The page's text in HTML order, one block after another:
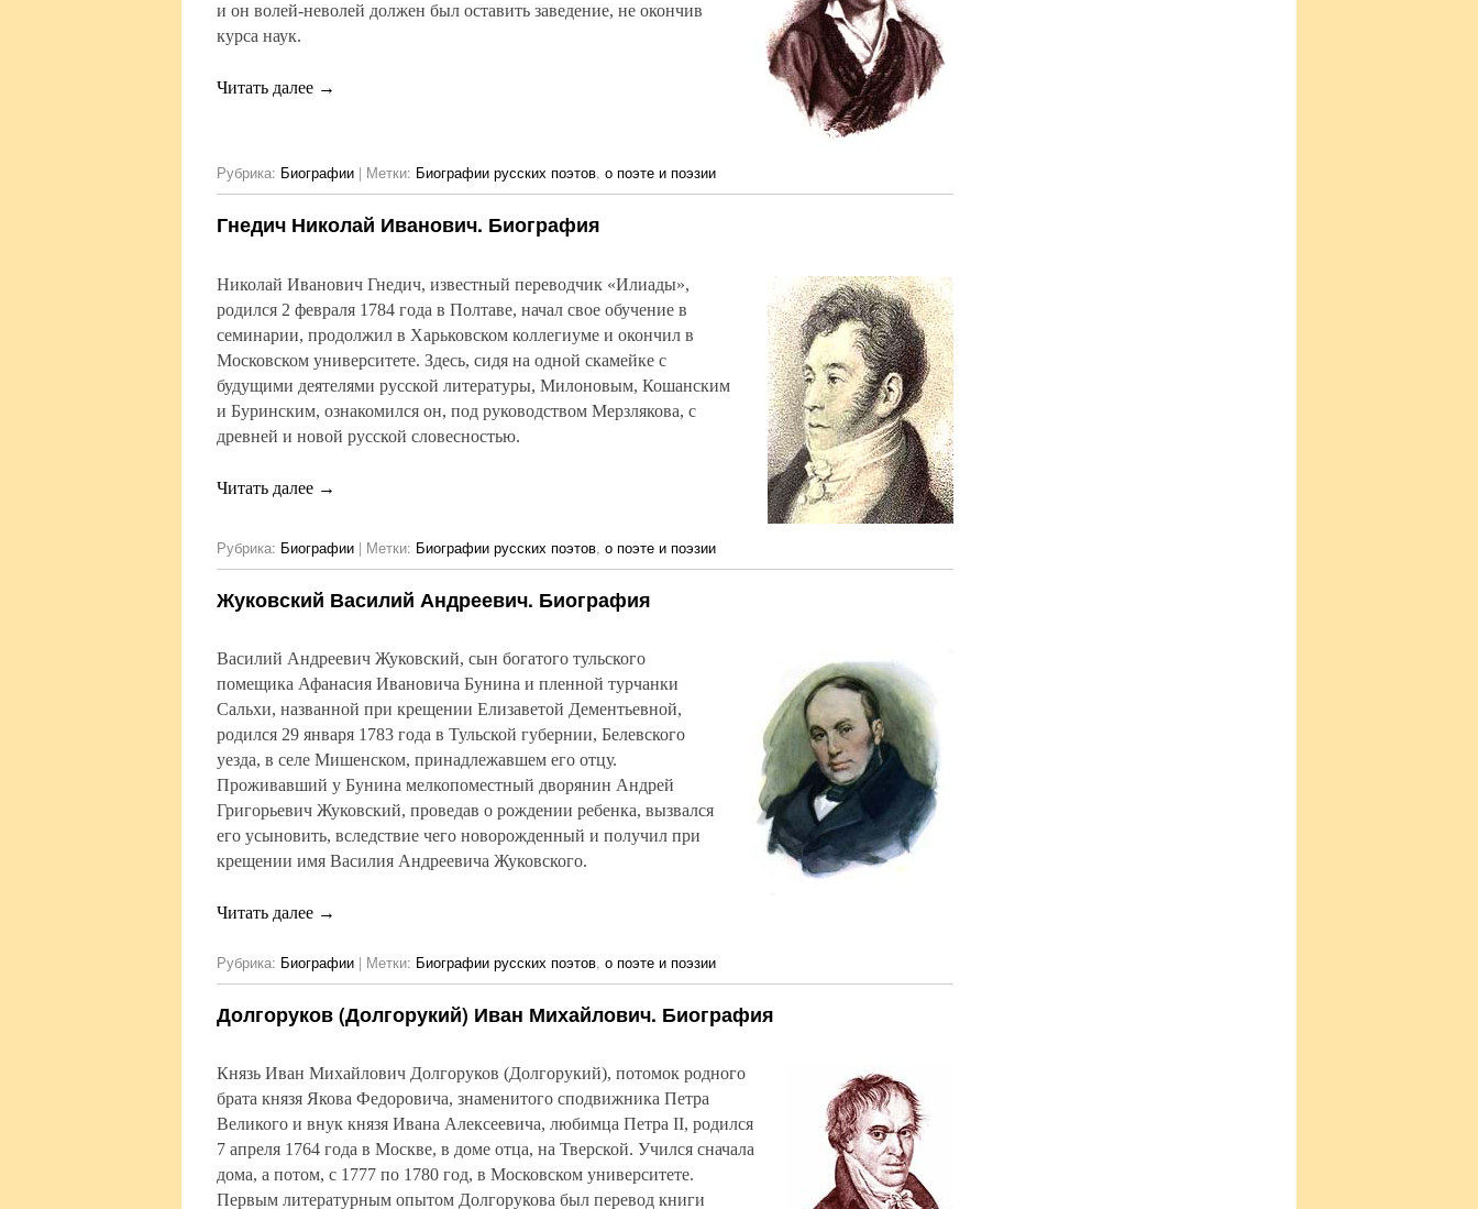
и он волей-неволей должен был оставить заведение, не окончив
курса наук.
Читать далее →
Рубрика: Биографии | Метки: Биографии русских поэтов, о поэте и поэзии
Гнедич Николай Иванович. Биография
Николай Иванович Гнедич, известный переводчик «Илиады»,
родился 2 февраля 1784 года в Полтаве, начал свое обучение в
семинарии, продолжил в Харьковском коллегиуме и окончил в
Московском университете. Здесь, сидя на одной скамейке с
будущими деятелями русской литературы, Милоновым, Кошанским
и Буринским, ознакомился он, под руководством Мерзлякова, с
древней и новой русской словесностью.
Читать далее →
Рубрика: Биографии | Метки: Биографии русских поэтов, о поэте и поэзии
Жуковский Василий Андреевич. Биография
Василий Андреевич Жуковский, сын богатого тульского
помещика Афанасия Ивановича Бунина и пленной турчанки
Сальхи, названной при крещении Елизаветой Дементьевной,
родился 29 января 1783 года в Тульской губернии, Белевского
уезда, в селе Мишенском, принадлежавшем его отцу.
Проживавший у Бунина мелкопоместный дворянин Андрей
Григорьевич Жуковский, проведав о рождении ребенка, вызвался
его усыновить, вследствие чего новорожденный и получил при
крещении имя Василия Андреевича Жуковского.
Читать далее →
Рубрика: Биографии | Метки: Биографии русских поэтов, о поэте и поэзии
Долгоруков (Долгорукий) Иван Михайлович. Биография
Князь Иван Михайлович Долгоруков (Долгорукий), потомок родного
брата князя Якова Федоровича, знаменитого сподвижника Петра
Великого и внук князя Ивана Алексеевича, любимца Петра II, родился
7 апреля 1764 года в Москве, в доме отца, на Тверской. Учился сначала
дома, а потом, с 1777 по 1780 год, в Московском университете.
Первым литературным опытом Долгорукова был перевод книги